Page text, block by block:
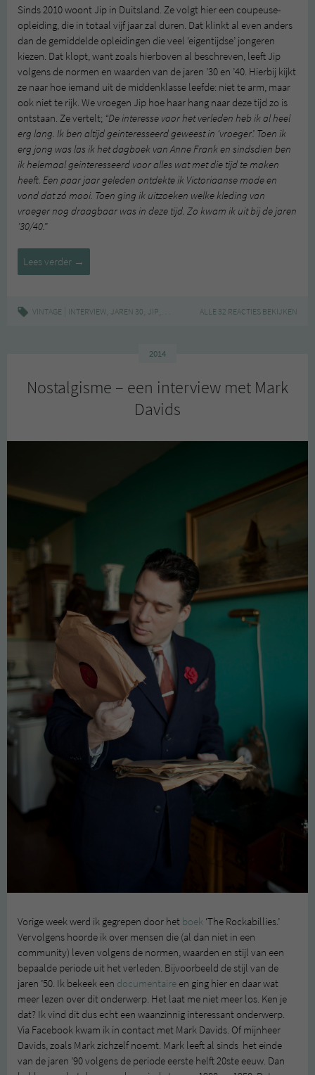
Sinds 2010 woont Jip in Duitsland. Ze volgt hier een coupeuse-
opleiding, die in totaal vijf jaar zal duren. Dat klinkt al even anders
dan de gemiddelde opleidingen die veel ‘eigentijdse’ jongeren
kiezen. Dat klopt, want zoals hierboven al beschreven, leeft Jip
volgens de normen en waarden van de jaren ’30 en ’40. Hierbij kijkt
ze naar hoe iemand uit de middenklasse leefde: niet te arm, maar
ook niet te rijk. We vroegen Jip hoe haar hang naar deze tijd zo is
ontstaan. Ze vertelt; “De interesse voor het verleden heb ik al heel
erg lang. Ik ben altijd geinteresseerd geweest in ‘vroeger’. Toen ik
erg jong was las ik het dagboek van Anne Frank en sindsdien ben
ik helemaal geinteresseerd voor alles wat met die tijd te maken
heeft. Een paar jaar geleden ontdekte ik Victoriaanse mode en
vond dat zó mooi. Toen ging ik uitzoeken welke kleding van
vroeger nog draagbaar was in deze tijd. Zo kwam ik uit bij de jaren
’30/40.”
Lees verder Nostalgisme:
een
met
→
VINTAGE INTERVIEW, JAREN 30, JIP, NOSTALGISME, VINTAGE
ALLE 32 REACTIES BEKIJKEN
2014
Nostalgisme – een interview met Mark
Davids
Vorige week werd ik gegrepen door het boek ‘The Rockabillies.’
Vervolgens hoorde ik over mensen die (al dan niet in een
community) leven volgens de normen, waarden en stijl van een
bepaalde periode uit het verleden. Bijvoorbeeld de stijl van de
jaren ’50. Ik bekeek een documentaire en ging hier en daar wat
meer lezen over dit onderwerp. Het laat me niet meer los. Ken je
dat? Ik vind dit dus echt een waanzinnig interessant onderwerp.
Via Facebook kwam ik in contact met Mark Davids. Of mijnheer
Davids, zoals Mark zichzelf noemt. Mark leeft al sinds het einde
van de jaren ’90 volgens de periode eerste helft 20ste eeuw. Dan